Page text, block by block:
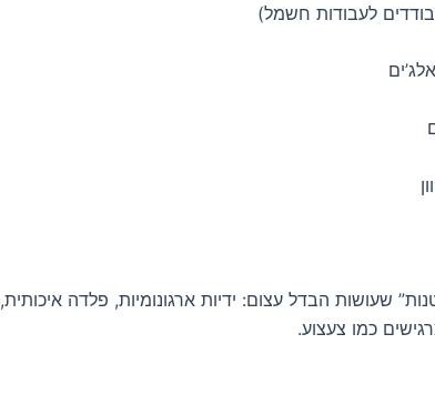
לעבודות חשמל)
שעושות הבדל עצום: ידיות ארגונומיות, פלדה איכותית,
כמו צעצוע.